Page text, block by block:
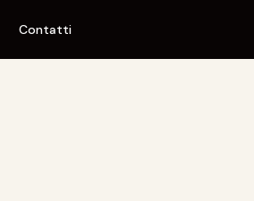
Contatti